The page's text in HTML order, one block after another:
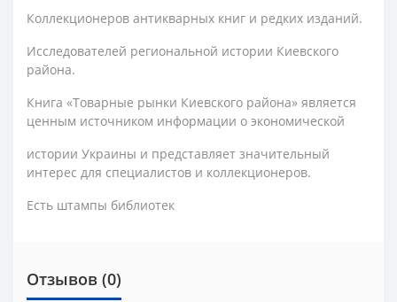
Коллекционеров антикварных книг и редких изданий.
Исследователей региональной истории Киевского
района.
Книга «Товарные рынки Киевского района» является
ценным источником информации о экономической
истории Украины и представляет значительный
интерес для специалистов и коллекционеров.
Есть штампы библиотек
Отзывов (0)